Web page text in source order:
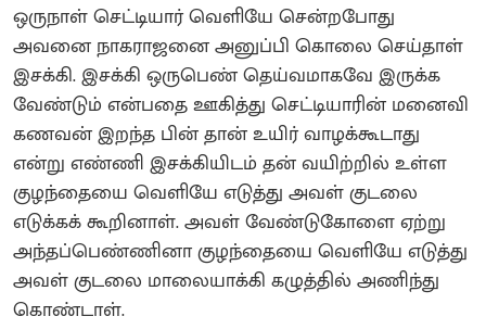
ஒருநாள் செட்டியார் வெளியே சென்றபோது
அவனை நாகராஜனை அனுப்பி கொலை செய்தாள்‌
இசக்கி. இசக்கி ஒருபெண் தெய்வமாகவே இருக்க
வேண்டும் என்பதை ஊகித்து செட்டியாரின் மனைவி
கணவன் இறந்த பின் தான் உயிர் வாழக்கூடாது
என்று எண்ணி இசக்கியிடம் தன் வயிற்றில் உள்ள
குழந்தையை வெளியே எடுத்து அவள் குடலை
எடுக்கக் கூறினாள். அவள் வேண்டுகோளை ஏற்று
அந்தப்பெண்ணினா குழந்தையை வெளியே எடுத்து
அவள் குடலை மாலையாக்கி கழுத்தில் அணிந்து
கொண்டாள்.